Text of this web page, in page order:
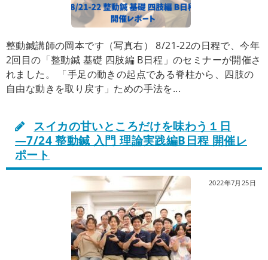
整動鍼講師の岡本です（写真右） 8/21-22の日程で、今年
2回目の「整動鍼 基礎 四肢編 B日程」のセミナーが開催さ
れました。 「手足の動きの起点である脊柱から、四肢の
自由な動きを取り戻す」ための手法を...
スイカの甘いところだけを味わう１日
―7/24 整動鍼 入門 理論実践編B日程 開催レ
ポート
2022年7月25日